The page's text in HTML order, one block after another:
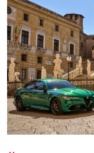
Autoanalítica IA